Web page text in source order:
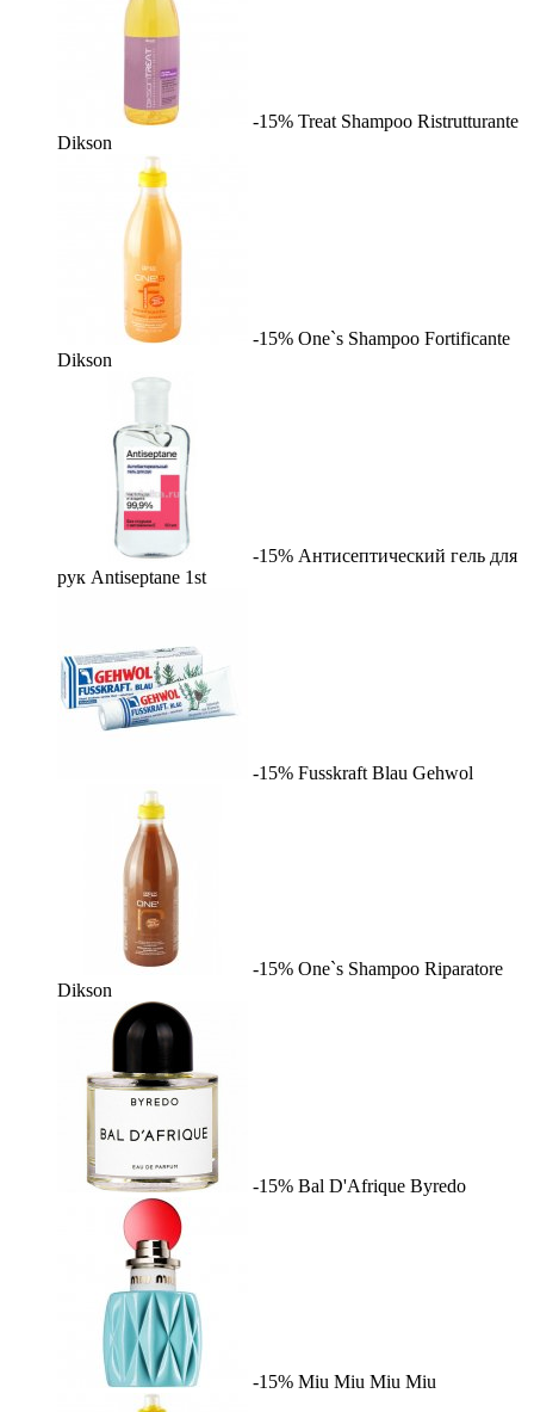
-15% Treat Shampoo Ristrutturante
Dikson
-15% One`s Shampoo Fortificante
Dikson
-15% Антисептический гель для
рук Antiseptane 1st
-15% Fusskraft Blau Gehwol
-15% One`s Shampoo Riparatore
Dikson
-15% Bal D'Afrique Byredo
-15% Miu Miu Miu Miu